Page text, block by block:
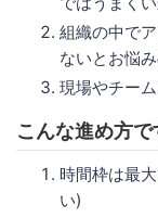
組織の中で
ないとお悩
現場やチー
こんな進め方で
時間枠は最
い)